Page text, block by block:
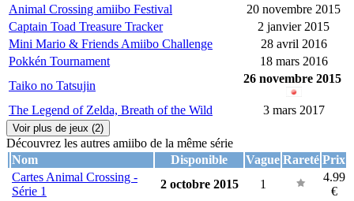
Animal Crossing amiibo Festival
20 novembre 2015
Captain Toad Treasure Tracker
2 janvier 2015
Mini Mario & Friends Amiibo Challenge
28 avril 2016
Pokkén Tournament
18 mars 2016
Taiko no Tatsujin
26 novembre 2015
The Legend of Zelda, Breath of the Wild 3 mars 2017
Voir plus de jeux (2)
Découvrez les autres amiibo de la même série
Nom
Disponible Vague Rareté Prix
Cartes Animal Crossing -
Série 1
2 octobre 2015 1
4.99
€